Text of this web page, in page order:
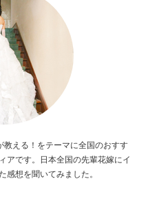
教える！をテーマに全国のおすす
アです。日本全国の先輩花嫁にイ
感想を聞いてみました。